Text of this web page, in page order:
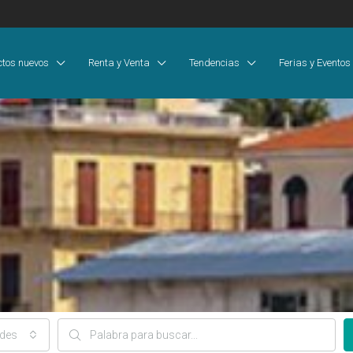
nuevos Renta y Venta Tendencias Ferias y Eventos